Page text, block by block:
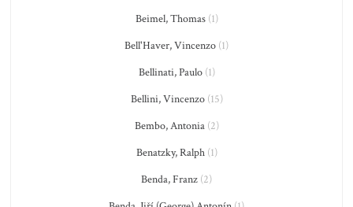
Beimel, Thomas(1)
Bell'Haver, Vincenzo (1)
Bellinati, Paulo(1)
Bellini, Vincenzo(15)
Bembo, Antonia(2)
Benatzky, Ralph(1)
Benda, Franz (2)